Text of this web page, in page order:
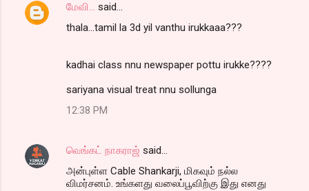
மேவி... said…
thala...tamil la 3d yil vanthu irukkaaa???
kadhai class nnu newspaper pottu irukke????
sariyana visual treat nnu sollunga
12:38 PM
வெங்கட் நாகராஜ் said…
அன்புள்ள Cable Shankarji, மிகவும் நல்ல
விமர்சனம். உங்களது வலைப்பூவிற்கு இது எனது